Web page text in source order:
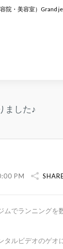
院・美容室）Grand
ました♪
PM
ムでランニング
タルビデオのゲオ